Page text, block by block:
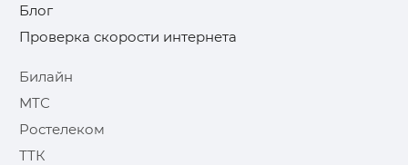
Блог
Проверка скорости интернета
Билайн
МТС
Ростелеком
ТТК